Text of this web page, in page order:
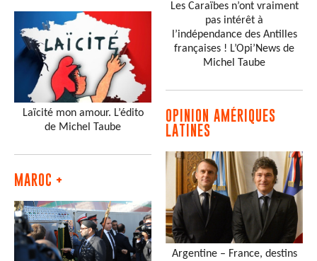
Laïcité mon amour. L’édito
de Michel Taube
MAROC +
Les Caraïbes n’ont vraiment
pas intérêt à
l’indépendance des Antilles
françaises ! L’Opi’News de
Michel Taube
OPINION AMÉRIQUES
LATINES
Argentine – France, destins